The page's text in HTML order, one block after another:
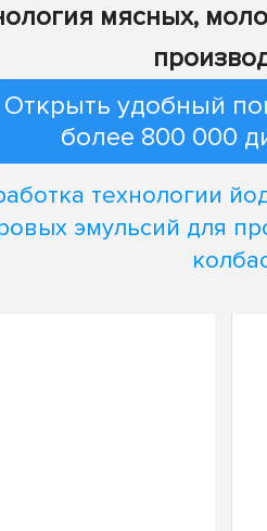
мясных,
Открыть удобный
более 800 000
технологии
эмульсий для